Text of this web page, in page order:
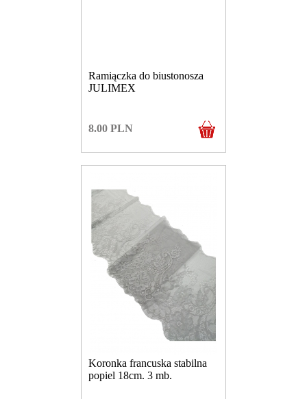
Ramiączka do biustonosza
JULIMEX
8.00 PLN
Koronka francuska stabilna
popiel 18cm. 3 mb.